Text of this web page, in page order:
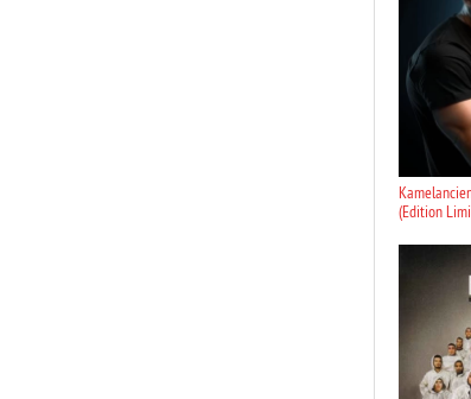
(Edition